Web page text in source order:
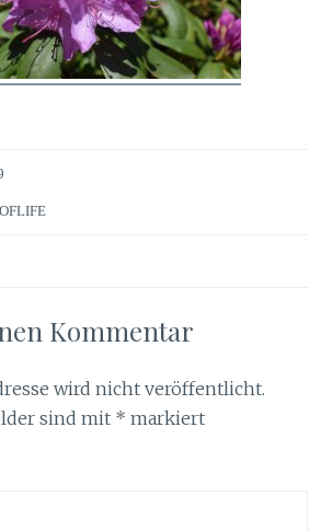
Kommentar
wird nicht veröffentlicht.
sind mit * markiert